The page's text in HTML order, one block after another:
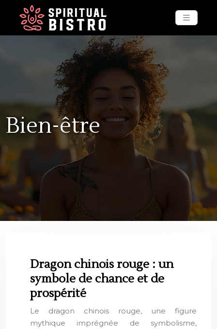
Bien-être
Dragon chinois rouge : un
symbole de chance et de
prospérité
Le dragon chinois rouge, une figure
mythique imprégnée de symbolisme,